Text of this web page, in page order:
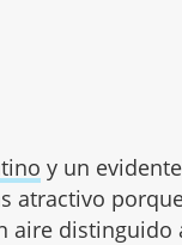
y un
atractivo
aire